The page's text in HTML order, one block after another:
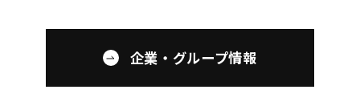
企業・グループ情報